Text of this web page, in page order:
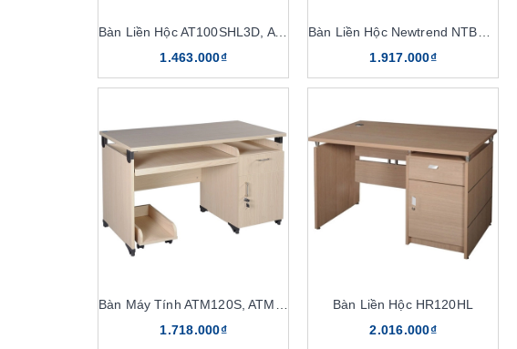
Bàn Liền Hộc AT100SHL3D, AT120SHL3D
1.463.000₫
1.917.000₫
1.718.000₫
Bàn Liền Hộc HR120HL
2.016.000₫